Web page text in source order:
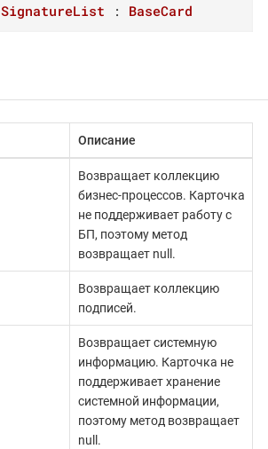
SignatureList : BaseCard
Описание
Возвращает коллекцию
бизнес-процессов. Карточка
не поддерживает работу с
БП, поэтому метод
возвращает null.
Возвращает коллекцию
подписей.
Возвращает системную
информацию. Карточка не
поддерживает хранение
системной информации,
поэтому метод возвращает
null.